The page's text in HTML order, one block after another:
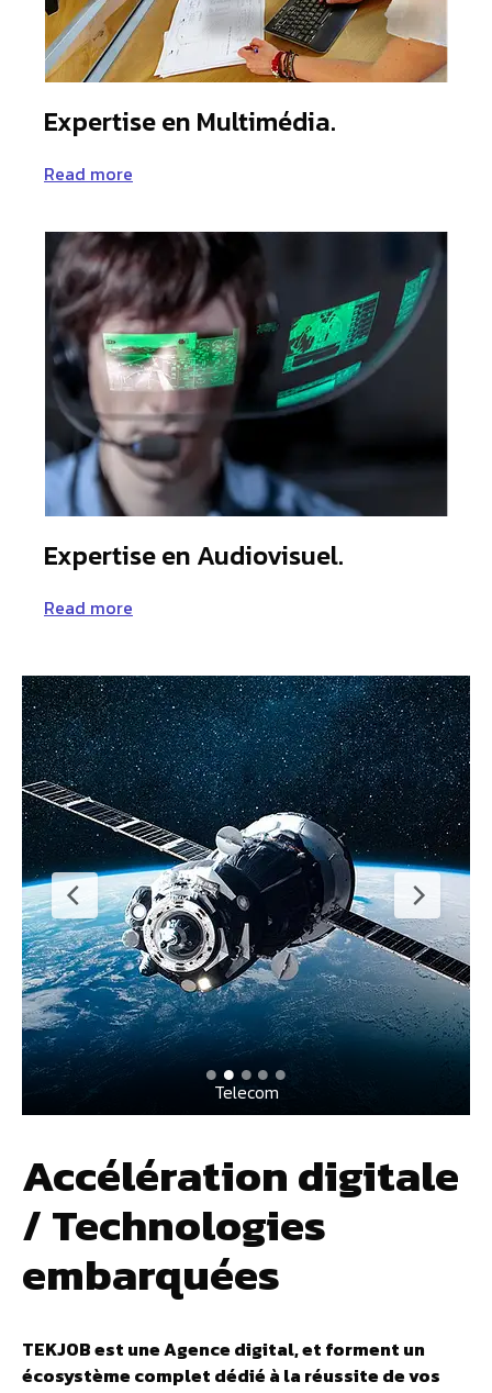
Expertise en Multimédia.
Read more
Expertise en Audiovisuel.
Read more
Telecom
Accélération digitale
/Technologies
embarquées
TEKJOB est une Agence digital, et forment un
écosystème complet dédié à la réussite de vos